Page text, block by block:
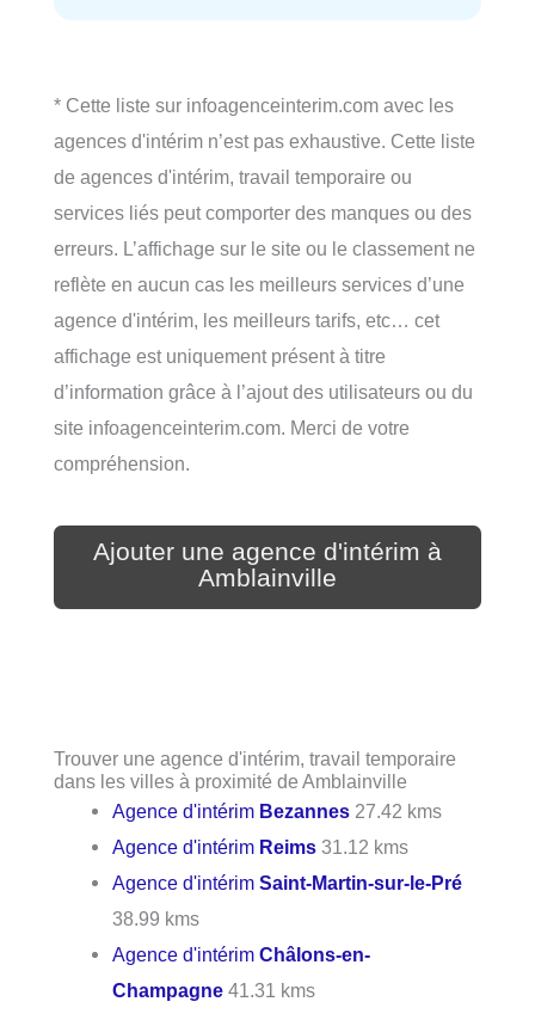
* Cette liste sur infoagenceinterim.com avec les
agences d'intérim n’est pas exhaustive. Cette liste
de agences d'intérim, travail temporaire ou
services liés peut comporter des manques ou des
erreurs. L’affichage sur le site ou le classement ne
reflète en aucun cas les meilleurs services d’une
agence d'intérim, les meilleurs tarifs, etc… cet
affichage est uniquement présent à titre
d’information grâce à l’ajout des utilisateurs ou du
site infoagenceinterim.com. Merci de votre
compréhension.
Ajouter une agence d'intérim à
Amblainville
Trouver une agence d'intérim, travail temporaire
dans les villes à proximité de Amblainville
Agence d'intérim Bezannes 27.42 kms
Agence d'intérim Reims 31.12 kms
Agence d'intérimSaint-Martin-sur-le-Pré
38.99 kms
Agence d'intérimChâlons-en-
Champagne 41.31 kms